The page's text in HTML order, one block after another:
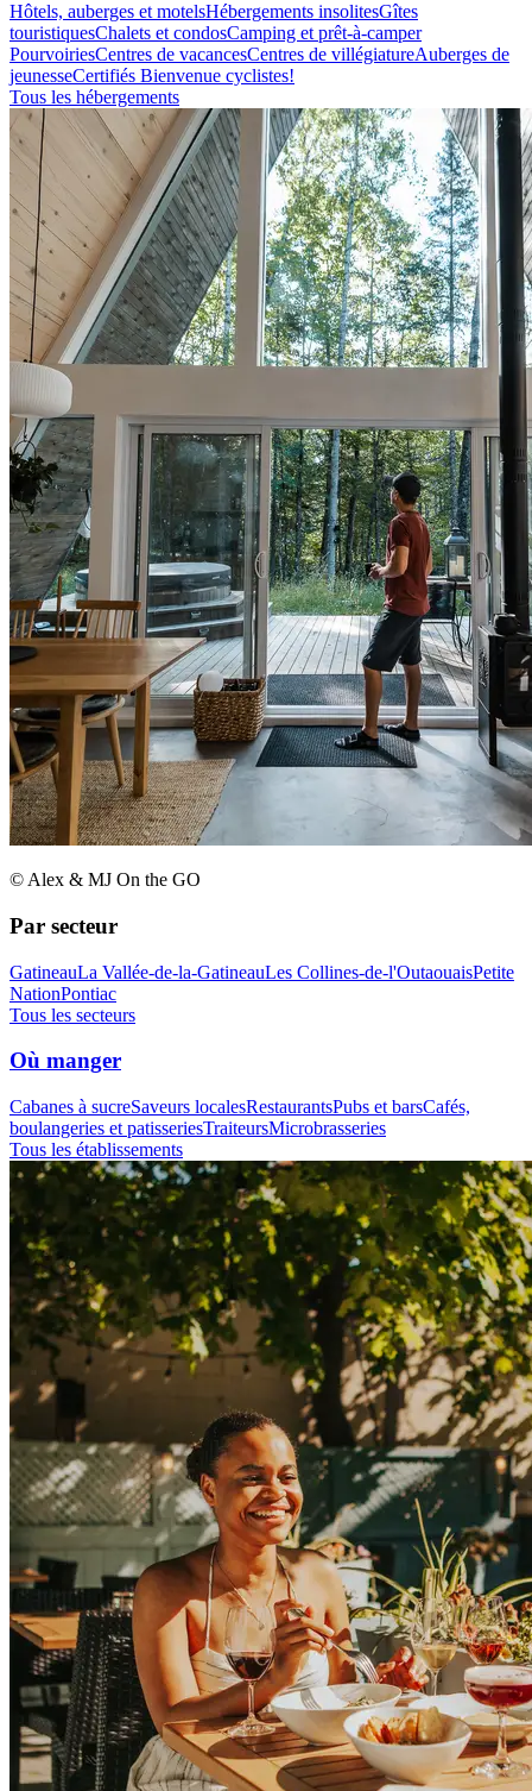
Hôtels, auberges et motelsHébergements insolitesGîtes
touristiquesChalets et condosCamping et prêt-à-camper
PourvoiriesCentres de vacancesCentres de villégiatureAuberges de
jeunesseCertifiés Bienvenue cyclistes!
Tous les hébergements
© Alex & MJ On the GO
Par secteur
GatineauLa Vallée-de-la-GatineauLes Collines-de-l'OutaouaisPetite
NationPontiac
Tous les secteurs
Où manger
Cabanes à sucreSaveurs localesRestaurantsPubs et barsCafés,
boulangeries et patisseriesTraiteursMicrobrasseries
Tous les établissements